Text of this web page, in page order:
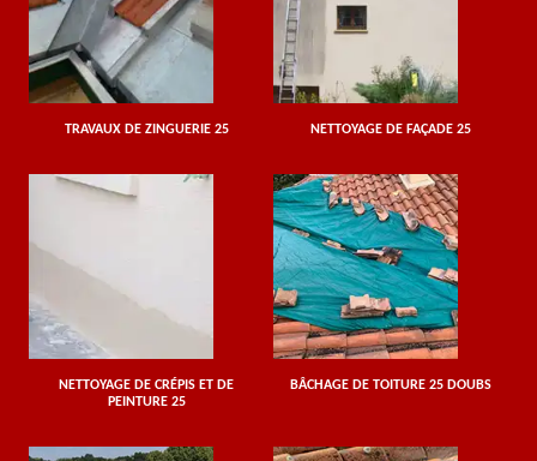
TRAVAUX DE ZINGUERIE 25 NETTOYAGE DE FAÇADE 25
NETTOYAGE DE CRÉPIS ET DE
PEINTURE 25
BÂCHAGE DE TOITURE 25 DOUBS